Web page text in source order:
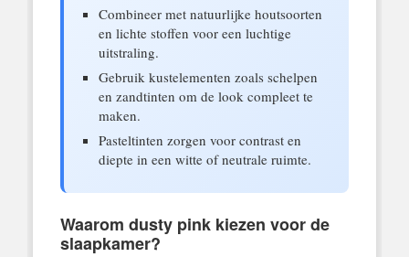
Combineer met natuurlijke houtsoorten
en lichte stoffen voor een luchtige
uitstraling.
Gebruik kustelementen zoals schelpen
en zandtinten om de look compleet te
maken.
Pasteltinten zorgen voor contrast en
diepte in een witte of neutrale ruimte.
Waarom dusty pink kiezen voor de
slaapkamer?